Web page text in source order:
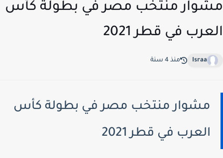
منتخب مصر في بطولة كأس
في قطر 2021
Israa منذ 4 سنة
مشوار منتخب مصر في بطولة كأس
العرب في قطر 2021